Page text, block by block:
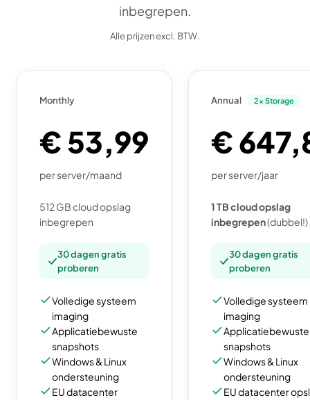
inbegrepen.
Alle prijzen excl. BTW.
Monthly
€ 53,99
per server/maand
512 GB cloud opslag
inbegrepen
30 dagen gratis
proberen
Volledige systeem
imaging
Applicatiebewuste
snapshots
Windows & Linux
ondersteuning
EU datacenter
Annual 2x Storage
€
per server/jaar
1 TB cloud opslag
inbegrepen(dubbel!)
30 dagen gratis
proberen
Volledige systeem
imaging
Applicatiebewuste
snapshots
Windows & Linux
ondersteuning
EU datacenter